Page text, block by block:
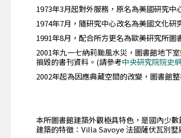
1973年3月起對外服務，原名為美國研究中
1974年7月，隨研究中心改名為美國文化研
1991年8月，配合所方更名為歐美研究所圖
2001年九一七納莉颱風水災，圖書館地下
損毀的書刊資料。(請參考中央研究院院史
2002年起為因應典藏空間的改變，圖書館
本所圖書館建築外觀極具特色，是國內少
建築的特徵：Villa Savoye 法國薩伏瓦別